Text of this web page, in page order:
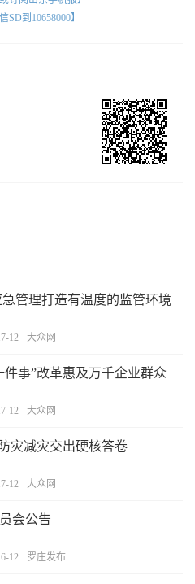
SD到10658000】
管理打造有温度的监管环境
12
大众网
事”改革惠及万千企业群众
12
大众网
灾减灾交出硬核答卷
12
大众网
会公告
12
罗庄发布